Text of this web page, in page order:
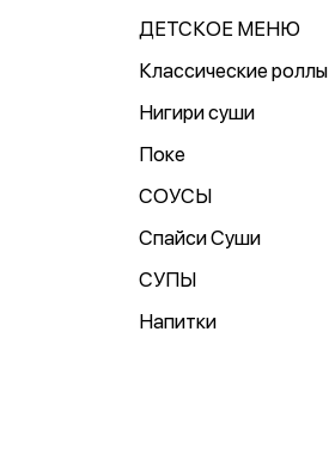
ДЕТСКОЕ МЕНЮ
Классические роллы
Нигири суши
Поке
СОУСЫ
Спайси Суши
СУПЫ
Напитки